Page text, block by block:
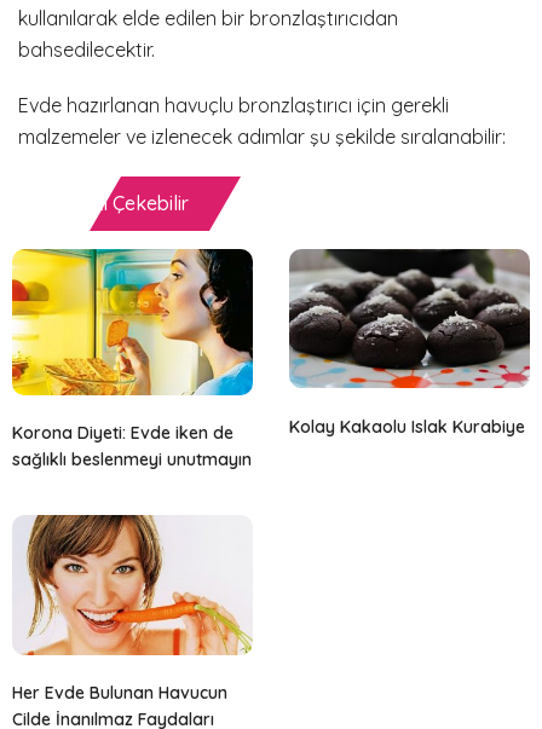
kullanılarak elde edilen bir bronzlaştırıcıdan
bahsedilecektir.
Evde hazırlanan havuçlu bronzlaştırıcı için gerekli
malzemeler ve izlenecek adımlar şu şekilde sıralanabilir:
İlginizi Çekebilir
Korona Diyeti: Evde iken de
sağlıklı beslenmeyi unutmayın
Kolay Kakaolu Islak Kurabiye
Her Evde Bulunan Havucun
Cilde İnanılmaz Faydaları